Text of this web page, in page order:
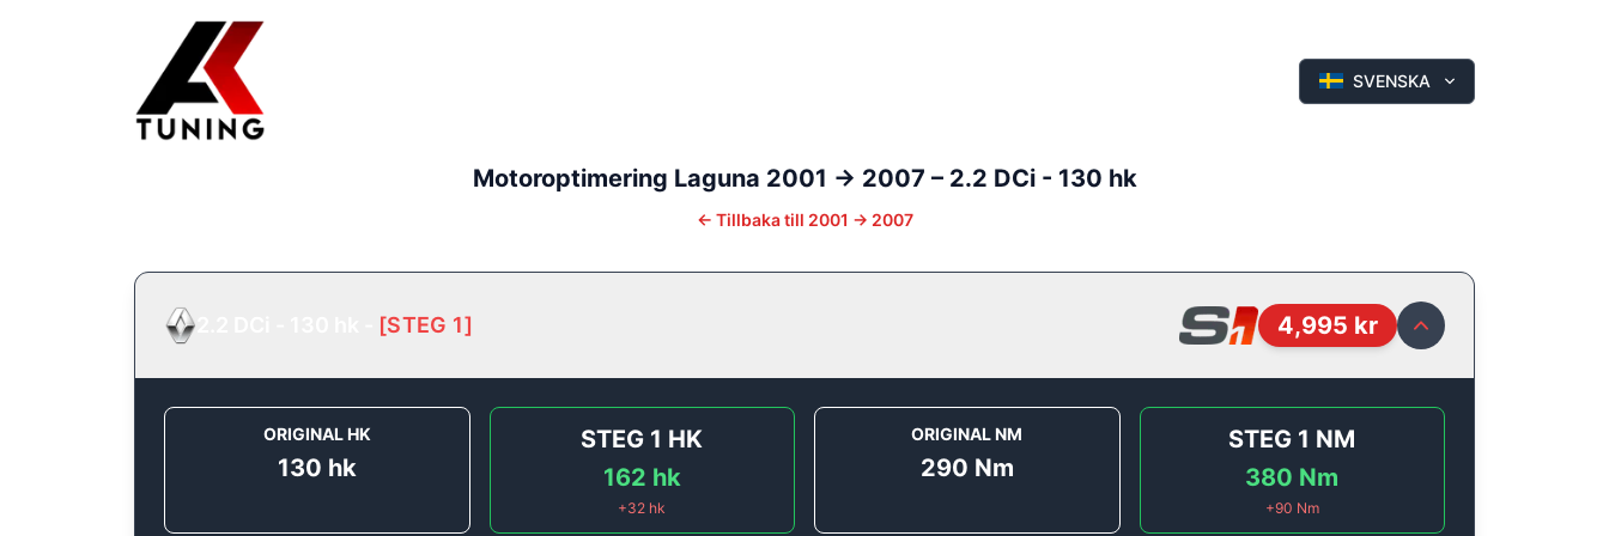
SVENSKA
Motoroptimering Laguna 2001 -> 2007 – 2.2 DCi - 130 hk
← Tillbaka till 2001 -> 2007
[STEG 1] 4,995 kr
ORIGINAL HK
130 hk
STEG 1 HK
162 hk
+32 hk
ORIGINAL NM
290 Nm
STEG 1 NM
380 Nm
+90 Nm